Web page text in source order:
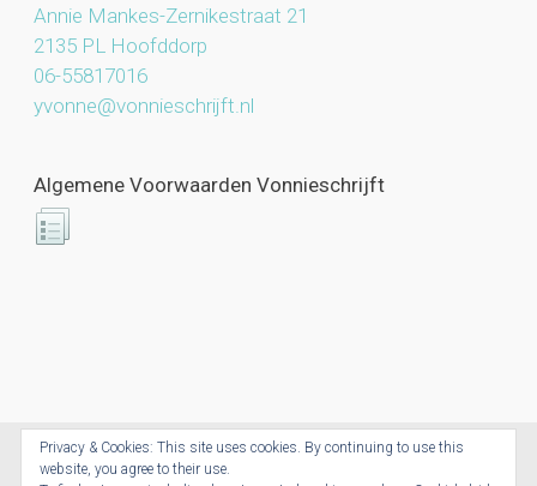
Annie Mankes-Zernikestraat 21
2135 PL Hoofddorp
06-55817016
yvonne@vonnieschrijft.nl
Algemene Voorwaarden Vonnieschrijft
Privacy & Cookies: This site uses cookies. By continuing to use this
website, you agree to their use.